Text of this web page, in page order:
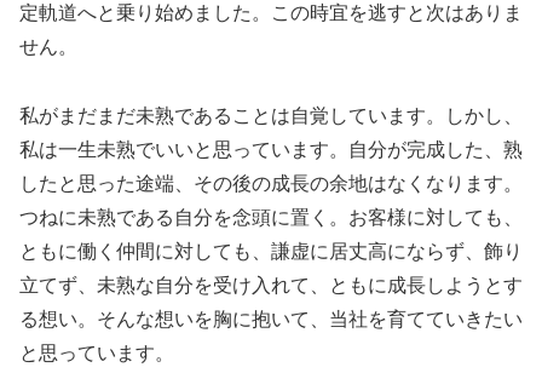
定軌道へと乗り始めました。この時宜を逃すと次はありま
せん。
私がまだまだ未熟であることは自覚しています。しかし、
私は一生未熟でいいと思っています。自分が完成した、熟
したと思った途端、その後の成長の余地はなくなります。
つねに未熟である自分を念頭に置く。お客様に対しても、
ともに働く仲間に対しても、謙虚に居丈高にならず、飾り
立てず、未熟な自分を受け入れて、ともに成長しようとす
る想い。そんな想いを胸に抱いて、当社を育てていきたい
と思っています。